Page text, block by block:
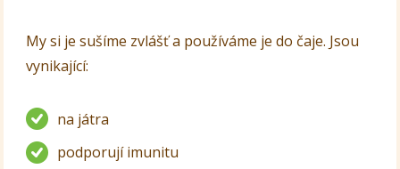
My si je sušíme zvlášť a používáme je do čaje. Jsou
vynikající:
na játra
podporují imunitu